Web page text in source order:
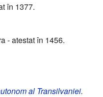
în 1377.
- atestat în 1456.
al Transilvaniei.